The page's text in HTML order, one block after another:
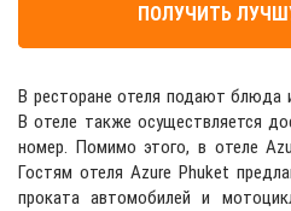
ПОЛУЧИТЬ
В ресторане отеля подают блюда
В отеле также осуществляется
номер. Помимо этого, в отеле
Гостям отеля Azure Phuket
проката автомобилей и